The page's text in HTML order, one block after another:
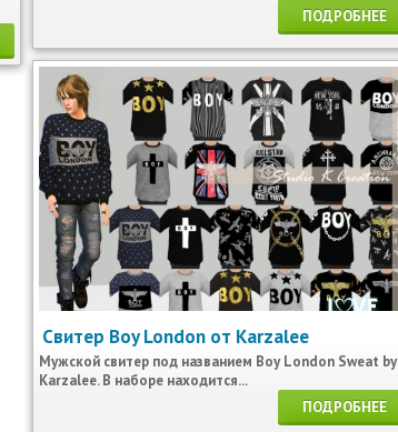
ПОДРОБНЕЕ
Свитер Boy London от Karzalee
Мужской свитер под названием Boy London Sweat by
Karzalee. В наборе находится...
ПОДРОБНЕЕ